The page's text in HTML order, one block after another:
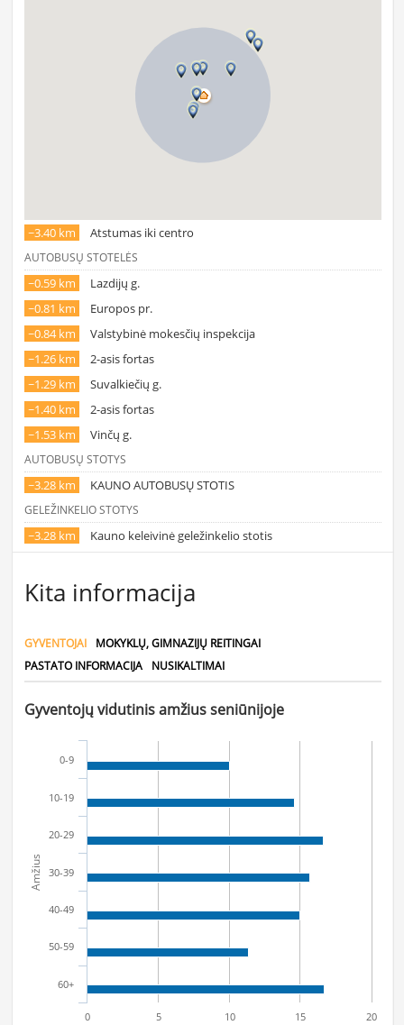
~3.40 km Atstumas iki centro
AUTOBUSŲ STOTELĖS
~0.59 km
Lazdijų g.
~0.81 km
Europos pr.
~0.84 km
Valstybinė mokesčių inspekcija
~1.26 km
2-asis fortas
~1.29 km
Suvalkiečių g.
~1.40 km
2-asis fortas
~1.53 km
Vinčų g.
AUTOBUSŲ STOTYS
~3.28 km KAUNO AUTOBUSŲ STOTIS
GELEŽINKELIO STOTYS
~3.28 km Kauno keleivinė geležinkelio stotis
Kita informacija
GYVENTOJAI
MOKYKLŲ, GIMNAZIJŲ REITINGAI
PASTATO INFORMACIJA
NUSIKALTIMAI
Gyventojų vidutinis amžius seniūnijoje
Amžius
0-9
10-19
20-29
30-39
40-49
50-59
60+
0 5 10 15 20